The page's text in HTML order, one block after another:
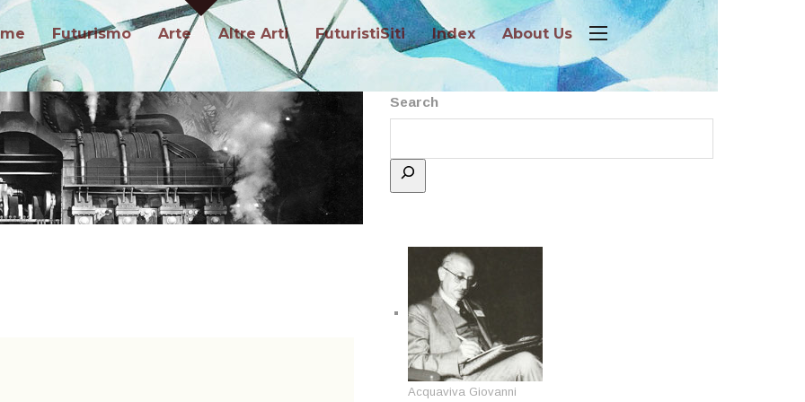
Futurismo Arte Altre Arti FuturistiSiti Index About Us
Search
Acquaviva Giovanni